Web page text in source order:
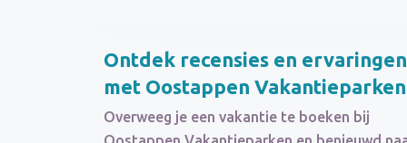
Ontdek recensies en ervaringen
met Oostappen Vakantieparken
Overweeg je een vakantie te boeken bij